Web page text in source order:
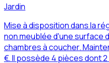
Jardin
Mise à disposition dans la
non meublée d'une surface
chambres à coucher.
€. Il possède 4 pièces dont